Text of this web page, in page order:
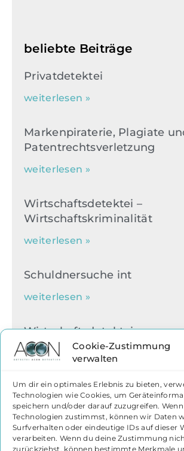
Cookie-Zustimmung
verwalten
Um dir ein optimales Erlebnis zu bieten,
Technologien wie Cookies, um
speichern und/oder darauf zuzugreifen.
Technologien zustimmst, können wir Daten
Surfverhalten oder eindeutige IDs auf dieser
verarbeiten. Wenn du deine Zustimmung
zurückziehst, können bestimmte Merkmale
beliebte Beiträge
Privatdetektei
weiterlesen »
Markenpiraterie, Plagiate
Patentrechtsverletzung
weiterlesen »
Wirtschaftsdetektei –
Wirtschaftskriminalität
weiterlesen »
Schuldnersuche int
weiterlesen »
Wirtschaftsdetektei
Sicherheitsberatung
Ermittlungen für
weiterlesen »